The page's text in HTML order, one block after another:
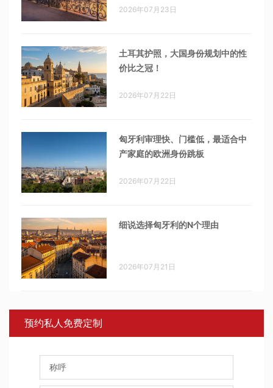
2026年07月23日
土耳其护照，大国身份规划中的性
价比之冠！
2026年07月22日
匈牙利审理快、门槛低，最适合中
产家庭的欧洲身份跳板
2026年07月22日
细说选择匈牙利的N个理由
2026年07月21日
预约私人免费定制